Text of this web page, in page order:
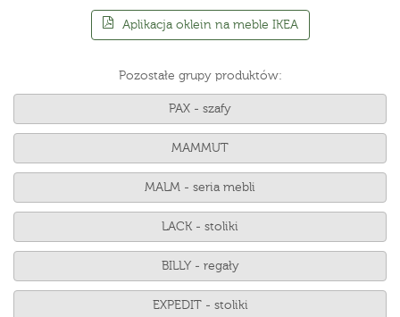
Aplikacja oklein na meble IKEA
Pozostałe grupy produktów:
PAX - szafy
MAMMUT
MALM - seria mebli
LACK - stoliki
BILLY - regały
EXPEDIT - stoliki